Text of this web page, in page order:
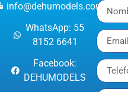
info@dehumodels.com
WhatsApp: 55
8152 6641
Facebook:
DEHUMODELS